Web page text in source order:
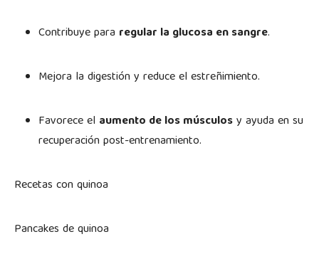
Contribuye para regular la glucosa en sangre.
Mejora la digestión y reduce el estreñimiento.
Favorece el aumento de los músculosy ayuda en su
recuperación post-entrenamiento.
Recetas con quinoa
Pancakes de quinoa